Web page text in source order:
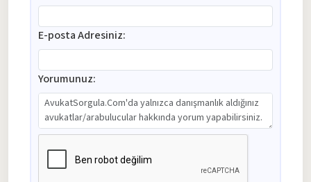
E-posta Adresiniz:
Yorumunuz: